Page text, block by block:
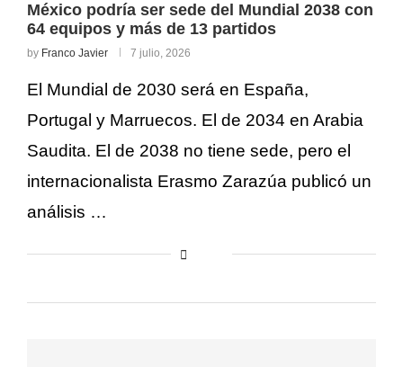
México podría ser sede del Mundial 2038 con
64 equipos y más de 13 partidos
by Franco Javier 7 julio, 2026
El Mundial de 2030 será en España,
Portugal y Marruecos. El de 2034 en Arabia
Saudita. El de 2038 no tiene sede, pero el
internacionalista Erasmo Zarazúa publicó un
análisis …